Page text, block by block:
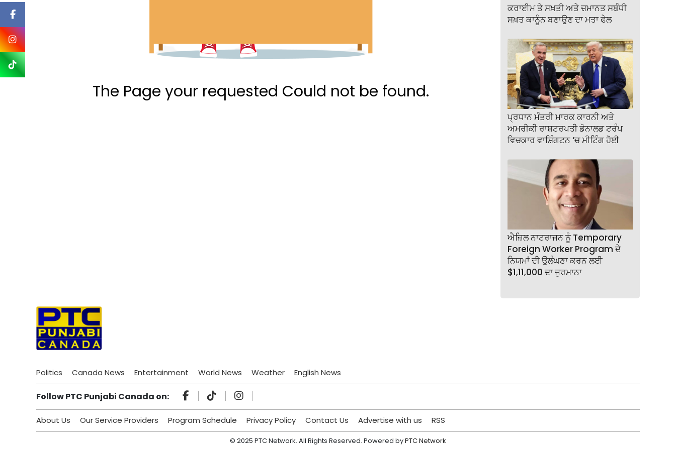
The Page your requested Could not be found.
ਕਰਾਈਮ ਤੇ ਸਖ਼ਤੀ ਅਤੇ ਜ਼ਮਾਨਤ ਸਬੰਧੀ
ਸਖ਼ਤ ਕਾਨੂੰਨ ਬਣਾਉਣ ਦਾ ਮਤਾ ਫੇਲ
ਪ੍ਰਧਾਨ ਮੰਤਰੀ ਮਾਰਕ ਕਾਰਨੀ ਅਤੇ
ਅਮਰੀਕੀ ਰਾਸ਼ਟਰਪਤੀ ਡੋਨਾਲਡ ਟਰੰਪ
ਵਿਚਕਾਰ ਵਾਸ਼ਿੰਗਟਨ ‘ਚ ਮੀਟਿੰਗ ਹੋਈ
ਐਜ਼ਿਲ ਨਾਟਰਾਜਨ ਨੂੰ Temporary
Foreign Worker Program ਦੇ
ਨਿਯਮਾਂ ਦੀ ਉਲੰਘਣਾ ਕਰਨ ਲਈ
$1,11,000 ਦਾ ਜੁਰਮਾਨਾ
Politics Canada News Entertainment World News Weather English News
Follow PTC Punjabi Canada on:
About Us Our Service Providers Program Schedule Privacy Policy Contact Us Advertise with us RSS
© 2025 PTC Network. All Rights Reserved. Powered byPTC Network